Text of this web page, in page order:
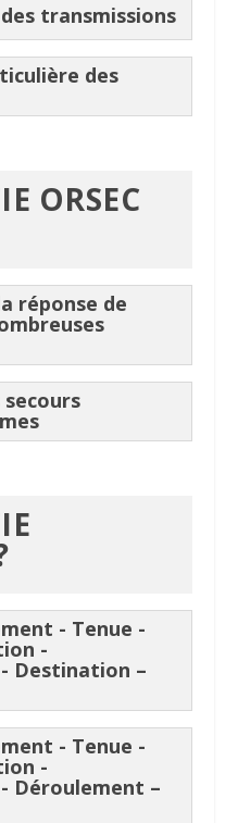
transmissions
des
ORSEC
réponse de
- Tenue -
-
Destination –
- Tenue -
-
Déroulement –